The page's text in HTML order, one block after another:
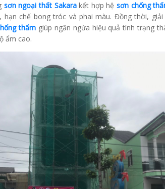
sơn ngoại thất Sakarakết hợp hệsơn chống
chế bong tróc và phai màu. Đồng thời,
thấmgiúp ngăn ngừa hiệu quả tình trạng
ẩm cao.